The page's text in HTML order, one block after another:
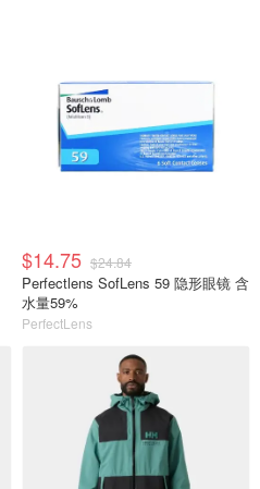
$14.75 $24.84
Perfectlens SofLens 59 隐形眼镜 含
水量59%
PerfectLens